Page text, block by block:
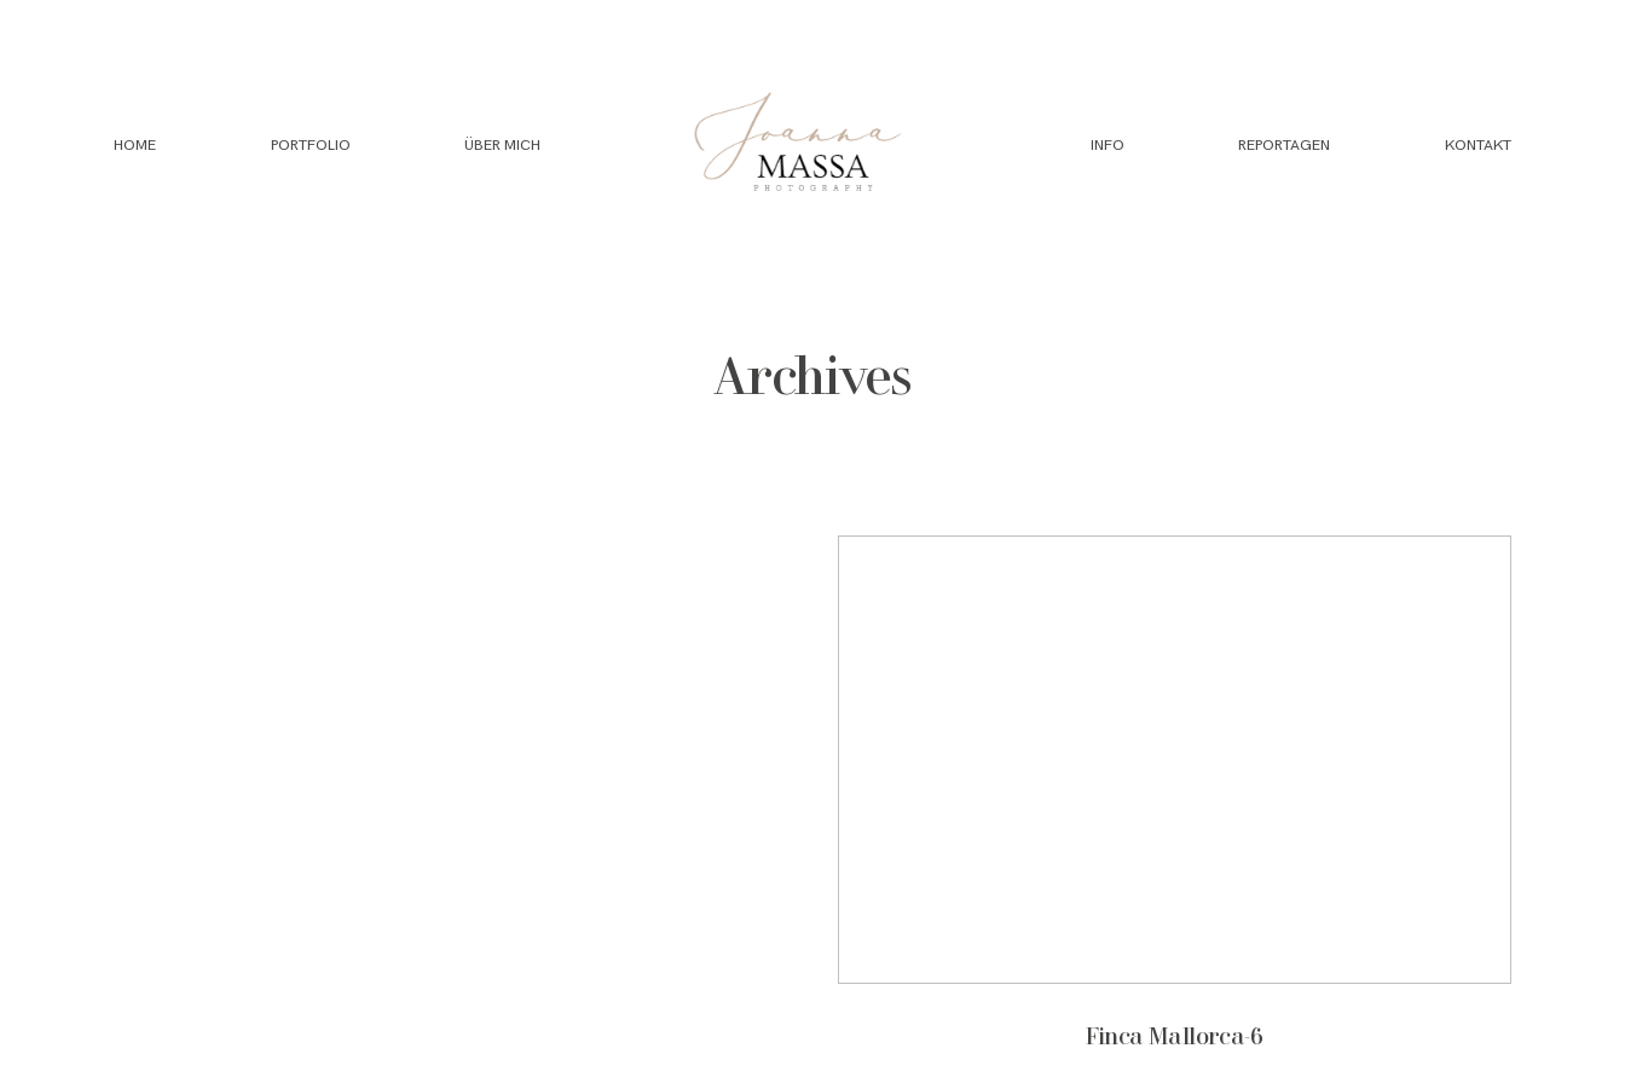
HOME PORTFOLIO ÜBER MICH INFO REPORTAGEN KONTAKT
Archives
Finca Mallorca-6